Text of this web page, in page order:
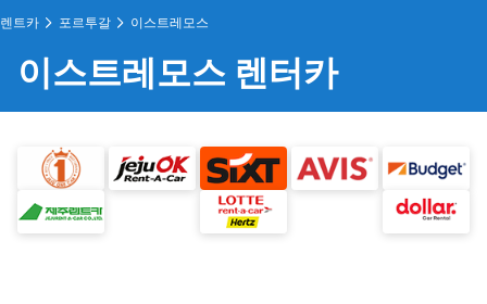
렌트카 포르투갈 이스트레모스
이스트레모스 렌터카